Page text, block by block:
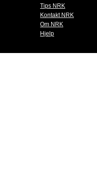
Tips NRK
Kontakt NRK
Om NRK
Hjelp